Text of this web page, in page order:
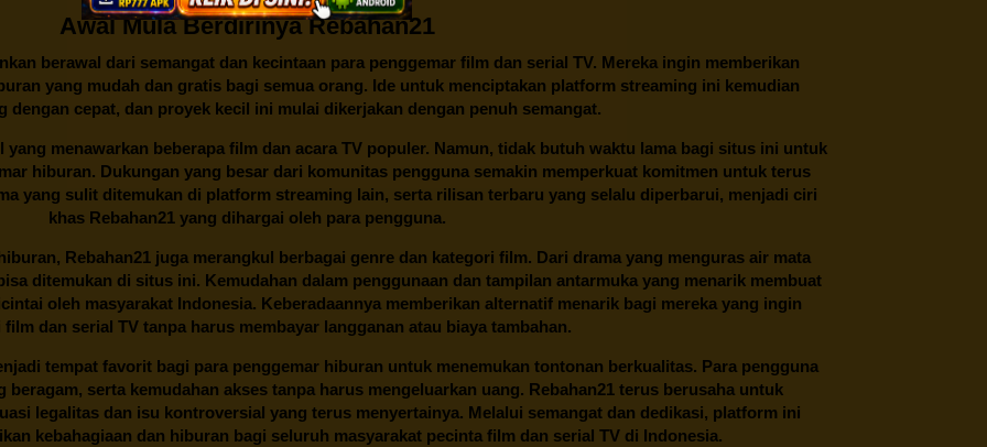
Awal Mula Berdirinya Rebahan21
berawal dari semangat dan kecintaan para penggemar film dan serial TV. Mereka ingin memberikan
yang mudah dan gratis bagi semua orang. Ide untuk menciptakan platform streaming ini kemudian
dengan cepat, dan proyek kecil ini mulai dikerjakan dengan penuh semangat.
menawarkan beberapa film dan acara TV populer. Namun, tidak butuh waktu lama bagi situs ini untuk
hiburan. Dukungan yang besar dari komunitas pengguna semakin memperkuat komitmen untuk terus
yang sulit ditemukan di platform streaming lain, serta rilisan terbaru yang selalu diperbarui, menjadi ciri
khas Rebahan21yang dihargai oleh para pengguna.
Rebahan21 juga merangkul berbagai genre dan kategori film. Dari drama yang menguras air mata
ditemukan di situs ini. Kemudahan dalam penggunaan dan tampilan antarmuka yang menarik membuat
oleh masyarakat Indonesia. Keberadaannya memberikan alternatif menarik bagi mereka yang ingin
film dan serial TV tanpa harus membayar langganan atau biaya tambahan.
tempat favorit bagi para penggemar hiburan untuk menemukan tontonan berkualitas. Para pengguna
serta kemudahan akses tanpa harus mengeluarkan uang. Rebahan21terus berusaha untuk
legalitas dan isu kontroversial yang terus menyertainya. Melalui semangat dan dedikasi, platform ini
kebahagiaan dan hiburan bagi seluruh masyarakat pecinta film dan serial TV di Indonesia.